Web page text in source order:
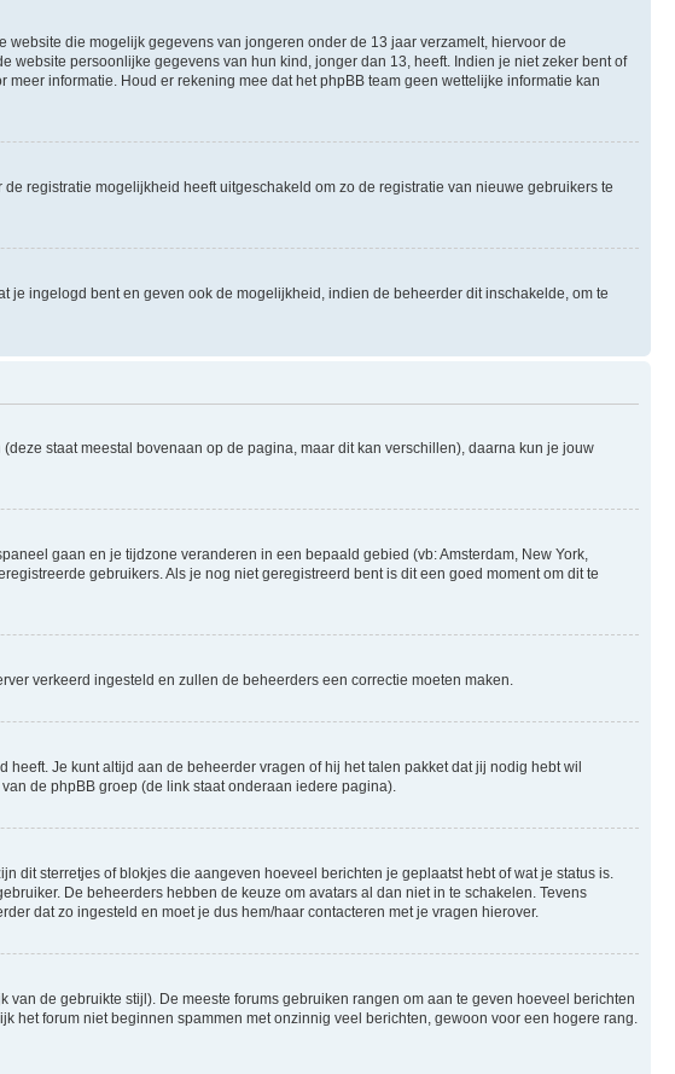
website die mogelijk gegevens van jongeren onder de 13 jaar verzamelt, hiervoor de
persoonlijke gegevens van hun kind, jonger dan 13, heeft. Indien je niet zeker bent of
informatie. Houd er rekening mee dat het phpBB team geen wettelijke informatie kan
registratie mogelijkheid heeft uitgeschakeld om zo de registratie van nieuwe gebruikers te
ingelogd bent en geven ook de mogelijkheid, indien de beheerder dit inschakelde, om te
(deze staat meestal bovenaan op de pagina, maar dit kan verschillen), daarna kun je jouw
gaan en je tijdzone veranderen in een bepaald gebied (vb: Amsterdam, New York,
gebruikers. Als je nog niet geregistreerd bent is dit een goed moment om dit te
verkeerd ingesteld en zullen de beheerders een correctie moeten maken.
Je kunt altijd aan de beheerder vragen of hij het talen pakket dat jij nodig hebt wil
de phpBB groep (de link staat onderaan iedere pagina).
dit sterretjes of blokjes die aangeven hoeveel berichten je geplaatst hebt of wat je status is.
De beheerders hebben de keuze om avatars al dan niet in te schakelen. Tevens
dat zo ingesteld en moet je dus hem/haar contacteren met je vragen hierover.
de gebruikte stijl). De meeste forums gebruiken rangen om aan te geven hoeveel berichten
forum niet beginnen spammen met onzinnig veel berichten, gewoon voor een hogere rang.